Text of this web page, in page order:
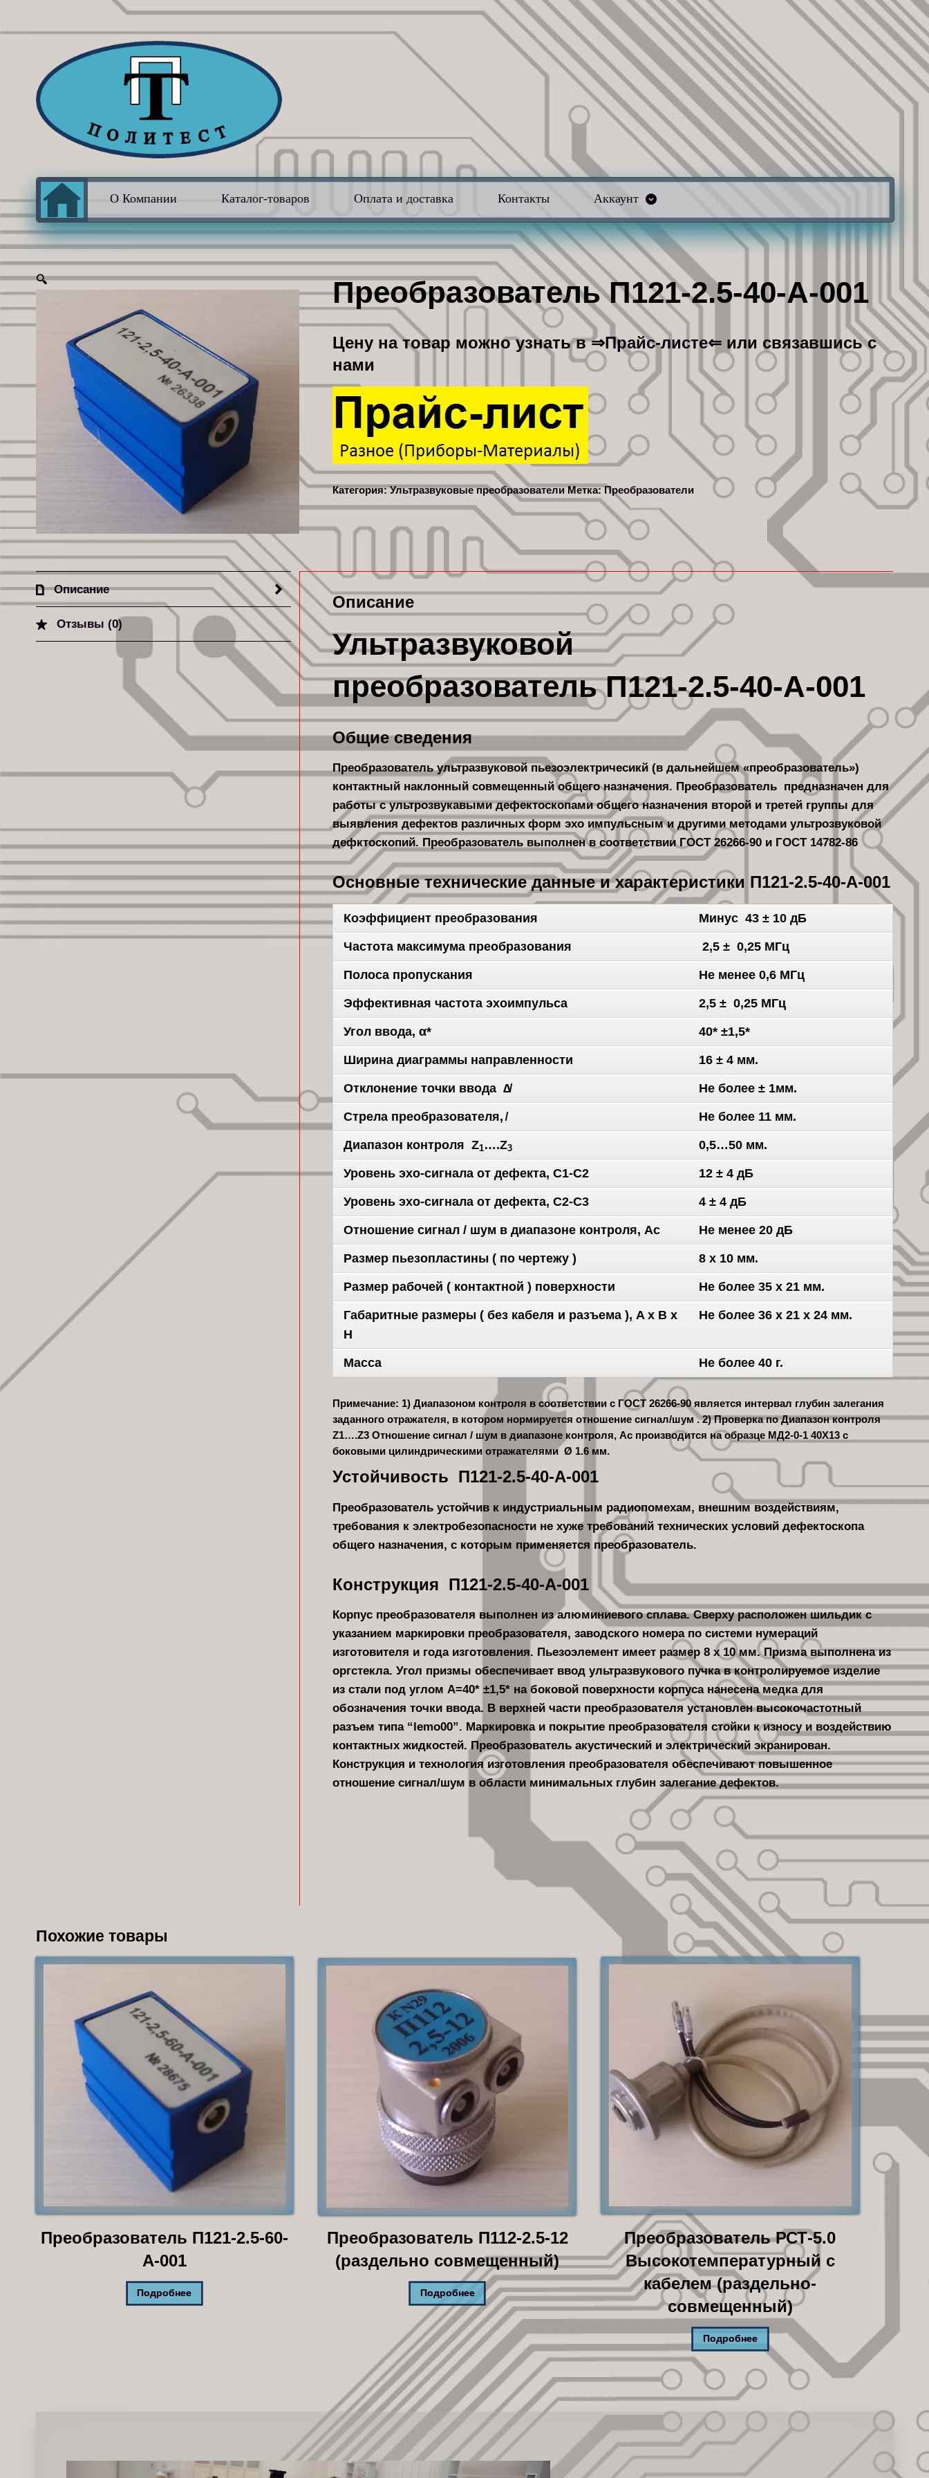
О Компании Каталог-товаров Оплата и доставка Контакты Аккаунт
🔍 Преобразователь П121-2.5-40-А-001
Цену на товар можно узнать в ⇒Прайс-листе⇐ или связавшись с
нами
Категория:Ультразвуковые преобразователи Метка:Преобразователи
Описание
Отзывы (0)
Описание
Ультразвуковой
преобразователь П121-2.5-40-А-001
Общие сведения
Преобразователь ультразвуковой пьезоэлектричесикй (в дальнейшем «преобразователь»)
контактный наклонный совмещенный общего назначения. Преобразователь предназначен для
работы с ультрозвукавыми дефектоскопами общего назначения второй и третей группы для
выявления дефектов различных форм эхо импульсным и другими методами ультрозвуковой
дефктоскопий. Преобразователь выполнен в соответствии ГОСТ 26266-90 и ГОСТ 14782-86
Основные технические данные и характеристики П121-2.5-40-А-001
Коэффициент преобразования Минус 43 ± 10 дБ
Частота максимума преобразования 2,5 ± 0,25 МГц
Полоса пропускания Не менее 0,6 МГц
Эффективная частота эхоимпульса 2,5 ± 0,25 МГц
Угол ввода, α* 40* ±1,5*
Ширина диаграммы направленности 16 ± 4 мм.
Отклонение точки ввода ∆̸ Не более ± 1мм.
Стрела преобразователя, ̸ Не более 11 мм.
Диапазон контроля Z1….Z3 0,5…50 мм.
Уровень эхо-сигнала от дефекта, С1-С2 12 ± 4 дБ
Уровень эхо-сигнала от дефекта, С2-С3 4 ± 4 дБ
Отношение сигнал / шум в диапазоне контроля, Ас Не менее 20 дБ
Размер пьезопластины ( по чертежу ) 8 x 10 мм.
Размер рабочей ( контактной ) поверхности Не более 35 x 21 мм.
Габаритные размеры ( без кабеля и разъема ), A x B x
H
Не более 36 x 21 x 24 мм.
Масса Не более 40 г.
Примечание: 1) Диапазоном контроля в соответствии с ГОСТ 26266-90 является интервал глубин залегания
заданного отражателя, в котором нормируется отношение сигнал/шум . 2) Проверка по Диапазон контроля
Z1….Z3 Отношение сигнал / шум в диапазоне контроля, Ас производится на образце МД2-0-1 40X13 с
боковыми цилиндрическими отражателями Ø 1.6 мм.
Устойчивость П121-2.5-40-А-001
Преобразователь устойчив к индустриальным радиопомехам, внешним воздействиям,
требования к электробезопасности не хуже требований технических условий дефектоскопа
общего назначения, с которым применяется преобразователь.
Конструкция П121-2.5-40-А-001
Корпус преобразователя выполнен из алюминиевого сплава. Сверху расположен шильдик с
указанием маркировки преобразователя, заводского номера по системи нумераций
изготовителя и года изготовления. Пьезоэлемент имеет размер 8 x 10 мм. Призма выполнена из
оргстекла. Угол призмы обеспечивает ввод ультразвукового пучка в контролируемое изделие
из стали под углом А=40* ±1,5* на боковой поверхности корпуса нанесена медка для
обозначения точки ввода. В верхней части преобразователя установлен высокочастотный
разъем типа “lemo00”. Маркировка и покрытие преобразователя стойки к износу и воздействию
контактных жидкостей. Преобразователь акустический и электрический экранирован.
Конструкция и технология изготовления преобразователя обеспечивают повышенное
отношение сигнал/шум в области минимальных глубин залегание дефектов.
Похожие товары
Преобразователь П121-2.5-60-
А-001
Подробнее
Преобразователь П112-2.5-12
(раздельно совмещенный)
Подробнее
Преобразователь РСТ-5.0
Высокотемпературный с
кабелем (раздельно-
совмещенный)
Подробнее